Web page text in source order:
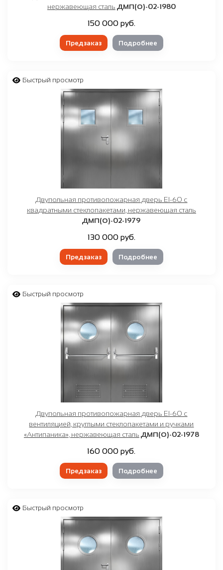
нержавеющая сталь ДМП(О)-02-1980
150 000 руб.
Предзаказ Подробнее
Быстрый просмотр
Двупольная противопожарная дверь EI-60 с
квадратными стеклопакетами, нержавеющая сталь
ДМП(О)-02-1979
130 000 руб.
Предзаказ Подробнее
Быстрый просмотр
Двупольная противопожарная дверь EI-60 с
вентиляцией, круглыми стеклопакетами и ручками
«Антипаника», нержавеющая сталь ДМП(О)-02-1978
160 000 руб.
Предзаказ Подробнее
Быстрый просмотр